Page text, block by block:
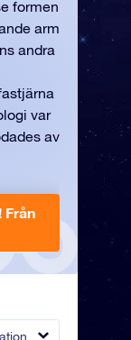
formen
arm
andra
var
av
Från